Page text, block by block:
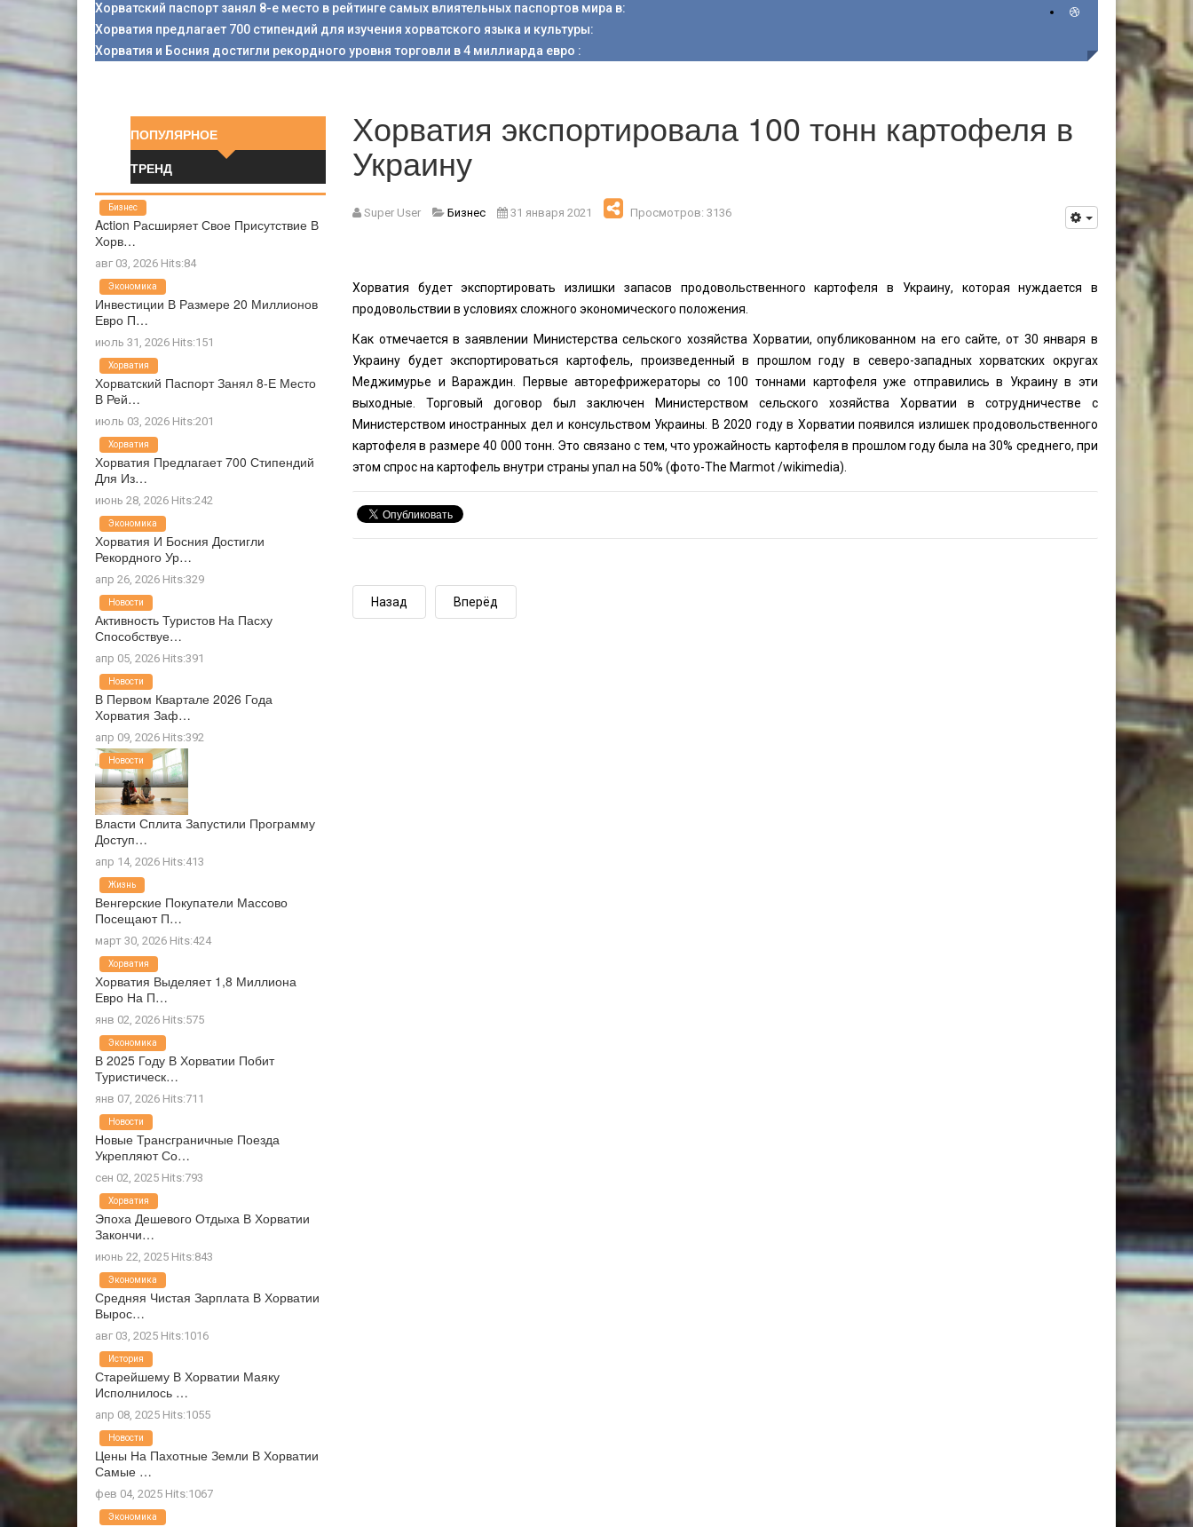
Хорватский паспорт занял 8-е место в рейтинге самых влиятельных паспортов мира в:
Хорватия предлагает 700 стипендий для изучения хорватского языка и культуры:
Хорватия и Босния достигли рекордного уровня торговли в 4 миллиарда евро :
Хорватия экспортировала 100 тонн картофеля в
Украину
Super User Бизнес 31 января 2021 Просмотров: 3136
Хорватия будет экспортировать излишки запасов продовольственного картофеля в Украину, которая нуждается в
продовольствии в условиях сложного экономического положения.
Как отмечается в заявлении Министерства сельского хозяйства Хорватии, опубликованном на его сайте, от 30 января в
Украину будет экспортироваться картофель, произведенный в прошлом году в северо-западных хорватских округах
Меджимурье и Вараждин. Первые авторефрижераторы со 100 тоннами картофеля уже отправились в Украину в эти
выходные. Торговый договор был заключен Министерством сельского хозяйства Хорватии в сотрудничестве с
Министерством иностранных дел и консульством Украины. В 2020 году в Хорватии появился излишек продовольственного
картофеля в размере 40 000 тонн. Это связано с тем, что урожайность картофеля в прошлом году была на 30% среднего, при
этом спрос на картофель внутри страны упал на 50% (фото-The Marmot/wikimedia).
Назад Вперёд
ПОПУЛЯРНОЕ
ТРЕНД
Action Расширяет Свое Присутствие В
Хорв…
авг 03, 2026 Hits:84
Бизнес
Инвестиции В Размере 20 Миллионов
Евро П…
июль 31, 2026 Hits:151
Экономика
Хорватский Паспорт Занял 8-Е Место
В Рей…
июль 03, 2026 Hits:201
Хорватия
Хорватия Предлагает 700 Стипендий
Для Из…
июнь 28, 2026 Hits:242
Хорватия
Хорватия И Босния Достигли
Рекордного Ур…
апр 26, 2026 Hits:329
Экономика
Активность Туристов На Пасху
Способствуе…
апр 05, 2026 Hits:391
Новости
В Первом Квартале 2026 Года
Хорватия Заф…
апр 09, 2026 Hits:392
Новости
Власти Сплита Запустили Программу
Доступ…
апр 14, 2026 Hits:413
Новости
Венгерские Покупатели Массово
Посещают П…
март 30, 2026 Hits:424
Жизнь
Хорватия Выделяет 1,8 Миллиона
Евро На П…
янв 02, 2026 Hits:575
Хорватия
В 2025 Году В Хорватии Побит
Туристическ…
янв 07, 2026 Hits:711
Экономика
Новые Трансграничные Поезда
Укрепляют Со…
сен 02, 2025 Hits:793
Новости
Эпоха Дешевого Отдыха В Хорватии
Закончи…
июнь 22, 2025 Hits:843
Хорватия
Средняя Чистая Зарплата В Хорватии
Вырос…
авг 03, 2025 Hits:1016
Экономика
Старейшему В Хорватии Маяку
Исполнилось …
апр 08, 2025 Hits:1055
История
Цены На Пахотные Земли В Хорватии
Самые …
фев 04, 2025 Hits:1067
Новости
Экономика